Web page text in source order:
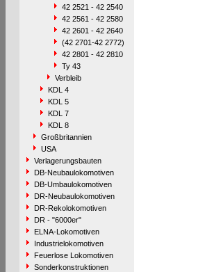
42 2521 - 42 2540
42 2561 - 42 2580
42 2601 - 42 2640
(42 2701-42 2772)
42 2801 - 42 2810
Ty 43
Verbleib
KDL 4
KDL 5
KDL 7
KDL 8
Großbritannien
USA
Verlagerungsbauten
DB-Neubaulokomotiven
DB-Umbaulokomotiven
DR-Neubaulokomotiven
DR-Rekolokomotiven
DR - "6000er"
ELNA-Lokomotiven
Industrielokomotiven
Feuerlose Lokomotiven
Sonderkonstruktionen